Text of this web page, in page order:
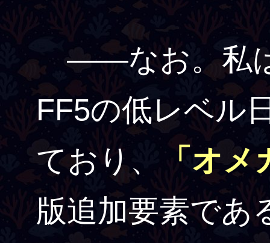
――なお。私は
FF5の低レベル
ており、
「オメ
版追加要素であ